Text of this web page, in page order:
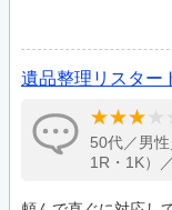
遺品整理リスター
50代／男
1R・1K）